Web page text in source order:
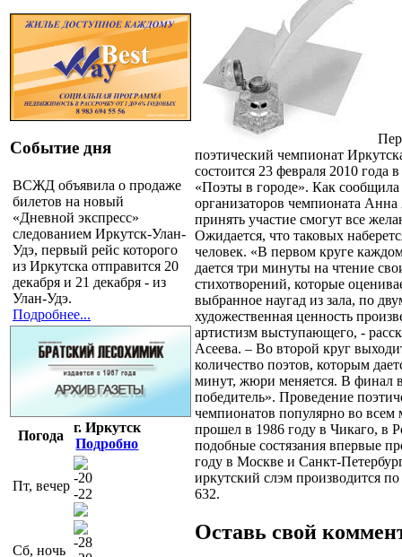
Событие дня
ВСЖД объявила о продаже
билетов на новый
«Дневной экспресс»
следованием Иркутск-Улан-
Удэ, первый рейс которого
из Иркутска отправится 20
декабря и 21 декабря - из
Улан-Удэ.
Подробнее...
Погода
г. Иркутск
Подробно
Пт, вечер
-20
-22
Сб, ночь
-28
поэтический чемпионат
состоится 23 февраля 2010 года
«Поэты в городе». Как сообщила
организаторов чемпионата Анна
принять участие смогут все
Ожидается, что таковых
человек. «В первом круге
дается три минуты на чтение
стихотворений, которые
выбранное наугад из зала, по
художественная ценность
артистизм выступающего, -
Асеева. – Во второй круг
количество поэтов, которым
минут, жюри меняется. В финал
победитель». Проведение
чемпионатов популярно во
прошел в 1986 году в Чикаго, в
подобные состязания впервые
году в Москве и Санкт-
иркутский слэм производится
632.
Оставь свой